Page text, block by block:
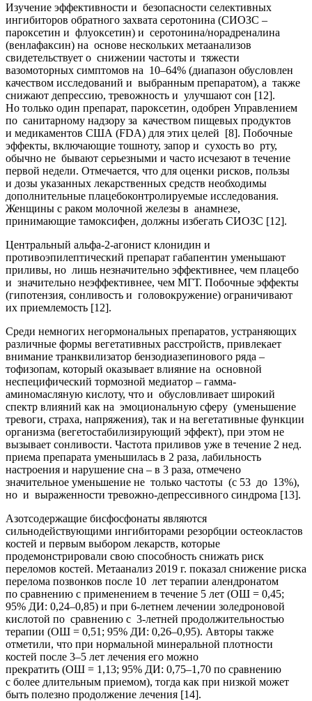
Изучение эффективности и безопасности селективных
ингибиторов обратного захвата серотонина (СИОЗС –
пароксетин и флуоксетин) и серотонина/норадреналина
(венлафаксин) на основе нескольких метаанализов
свидетельствует о снижении частоты и тяжести
вазомоторных симптомов на 10–64% (диапазон обусловлен
качеством исследований и выбранным препаратом), а также
снижают депрессию, тревожность и улучшают сон [12].
Но только один препарат, пароксетин, одобрен Управлением
по санитарному надзору за качеством пищевых продуктов
и медикаментов США (FDA) для этих целей [8]. Побочные
эффекты, включающие тошноту, запор и сухость во рту,
обычно не бывают серьезными и часто исчезают в течение
первой недели. Отмечается, что для оценки рисков, пользы
и дозы указанных лекарственных средств необходимы
дополнительные плацебоконтролируемые исследования.
Женщины с раком молочной железы в анамнезе,
принимающие тамоксифен, должны избегать СИОЗС [12].
Центральный альфа-2-агонист клонидин и
противоэпилептический препарат габапентин уменьшают
приливы, но лишь незначительно эффективнее, чем плацебо
и значительно неэффективнее, чем МГТ. Побочные эффекты
(гипотензия, сонливость и головокружение) ограничивают
их приемлемость [12].
Среди немногих негормональных препаратов, устраняющих
различные формы вегетативных расстройств, привлекает
внимание транквилизатор бензодиазепинового ряда –
тофизопам, который оказывает влияние на основной
неспецифический тормозной медиатор – гамма-
аминомасляную кислоту, что и обусловливает широкий
спектр влияний как на эмоциональную сферу (уменьшение
тревоги, страха, напряжения), так и на вегетативные функции
организма (вегетостабилизирующий эффект), при этом не
вызывает сонливости. Частота приливов уже в течение 2 нед.
приема препарата уменьшилась в 2 раза, лабильность
настроения и нарушение сна – в 3 раза, отмечено
значительное уменьшение не только частоты (с 53 до 13%),
но и выраженности тревожно-депрессивного синдрома [13].
Азотсодержащие бисфосфонаты являются
сильнодействующими ингибиторами резорбции остеокластов
костей и первым выбором лекарств, которые
продемонстрировали свою способность снижать риск
переломов костей. Метаанализ 2019 г. показал снижение риска
перелома позвонков после 10 лет терапии алендронатом
по сравнению с применением в течение 5 лет (ОШ = 0,45;
95% ДИ: 0,24–0,85) и при 6-летнем лечении золедроновой
кислотой по сравнению с 3-летней продолжительностью
терапии (ОШ = 0,51; 95% ДИ: 0,26–0,95). Авторы также
отметили, что при нормальной минеральной плотности
костей после 3–5 лет лечения его можно
прекратить (ОШ = 1,13; 95% ДИ: 0,75–1,70 по сравнению
с более длительным приемом), тогда как при низкой может
быть полезно продолжение лечения [14].